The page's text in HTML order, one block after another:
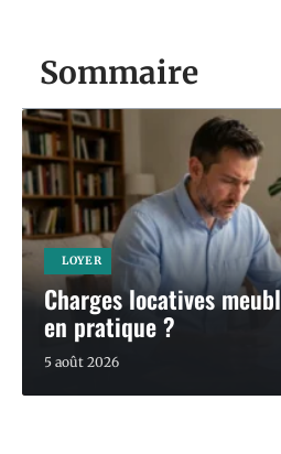
Sommaire
LOYER
Charges locatives
en pratique ?
5 août 2026